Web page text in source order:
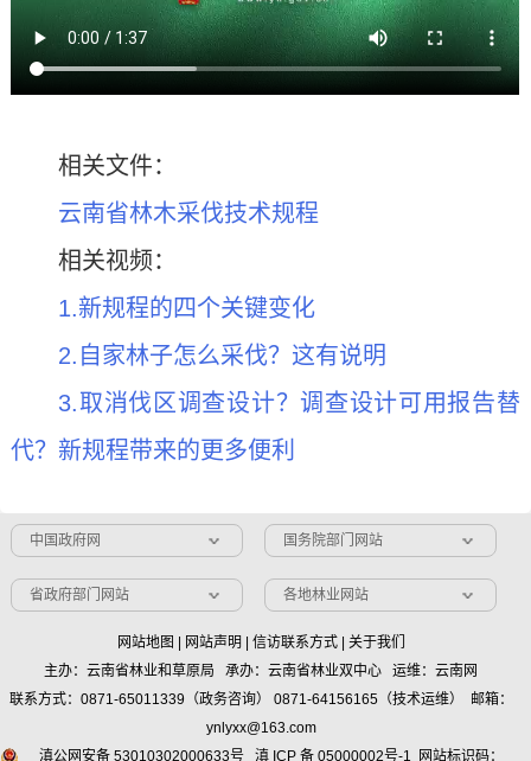
相关文件：
云南省林木采伐技术规程
相关视频：
1.新规程的四个关键变化
2.自家林子怎么采伐？这有说明
3.取消伐区调查设计？调查设计可用报告替
代？新规程带来的更多便利
中国政府网 国务院部门网站
省政府部门网站 各地林业网站
网站地图 | 网站声明 | 信访联系方式| 关于我们
主办：云南省林业和草原局 承办：云南省林业双中心 运维：云南网
联系方式：0871-65011339（政务咨询） 0871-64156165（技术运维） 邮箱：
ynlyxx@163.com
滇公网安备 53010302000633号
滇 ICP 备 05000002号-1 网站标识码：